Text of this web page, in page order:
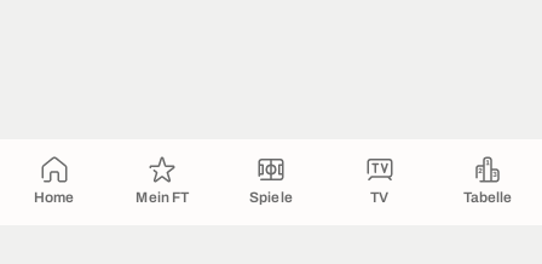
Home Mein FT Spiele TV Tabelle